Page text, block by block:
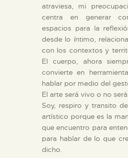
atraviesa, mi
centra en generar
espacios para la
desde lo íntimo,
con los contextos y
El cuerpo, ahora
convierte en
hablar por medio del
El arte será vivo o no
Soy, respiro y transito
artístico porque es la
que encuentro para
para hablar de lo que
dicho.